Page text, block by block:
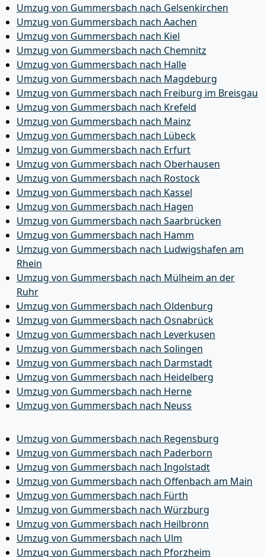
Umzug von Gummersbach nach Gelsenkirchen
Umzug von Gummersbach nach Aachen
Umzug von Gummersbach nach Kiel
Umzug von Gummersbach nach Chemnitz
Umzug von Gummersbach nach Halle
Umzug von Gummersbach nach Magdeburg
Umzug von Gummersbach nach Freiburg im Breisgau
Umzug von Gummersbach nach Krefeld
Umzug von Gummersbach nach Mainz
Umzug von Gummersbach nach Lübeck
Umzug von Gummersbach nach Erfurt
Umzug von Gummersbach nach Oberhausen
Umzug von Gummersbach nach Rostock
Umzug von Gummersbach nach Kassel
Umzug von Gummersbach nach Hagen
Umzug von Gummersbach nach Saarbrücken
Umzug von Gummersbach nach Hamm
Umzug von Gummersbach nach Ludwigshafen am
Rhein
Umzug von Gummersbach nach Mülheim an der
Ruhr
Umzug von Gummersbach nach Oldenburg
Umzug von Gummersbach nach Osnabrück
Umzug von Gummersbach nach Leverkusen
Umzug von Gummersbach nach Solingen
Umzug von Gummersbach nach Darmstadt
Umzug von Gummersbach nach Heidelberg
Umzug von Gummersbach nach Herne
Umzug von Gummersbach nach Neuss
Umzug von Gummersbach nach Regensburg
Umzug von Gummersbach nach Paderborn
Umzug von Gummersbach nach Ingolstadt
Umzug von Gummersbach nach Offenbach am Main
Umzug von Gummersbach nach Fürth
Umzug von Gummersbach nach Würzburg
Umzug von Gummersbach nach Heilbronn
Umzug von Gummersbach nach Ulm
Umzug von Gummersbach nach Pforzheim